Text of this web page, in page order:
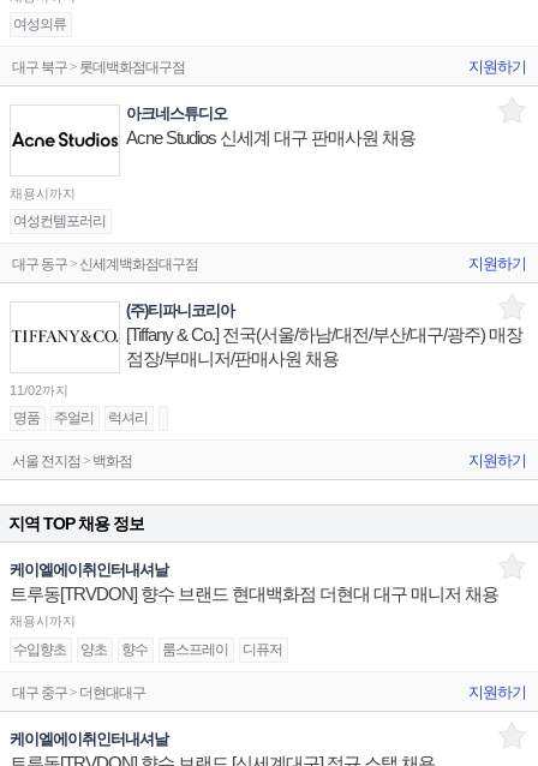
여성의류
대구 북구 > 롯데백화점대구점 지원하기
아크네스튜디오
Acne Studios 신세계 대구 판매사원 채용
채용시까지
여성컨템포러리
대구 동구 > 신세계백화점대구점 지원하기
(주)티파니코리아
[Tiffany & Co.] 전국(서울/하남/대전/부산/대구/광주) 매장
점장/부매니저/판매사원 채용
11/02까지
명품 주얼리 럭셔리
서울 전지점 > 백화점 지원하기
지역 TOP 채용 정보
케이엘에이취인터내셔날
트루동[TRVDON] 향수 브랜드 현대백화점 더현대 대구 매니저 채용
채용시까지
수입향초 양초 향수 룸스프레이 디퓨저
대구 중구 > 더현대대구 지원하기
케이엘에이취인터내셔날